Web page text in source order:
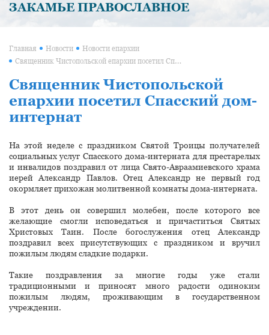
ЗАКАМЬЕ ПРАВОСЛАВНОЕ
Главная Новости Новости епархии
Священник Чистопольской епархии посетил Спасский дом-интернат
Священник Чистопольской
епархии посетил Спасский дом-
интернат
На этой неделе с праздником Святой Троицы получателей
социальных услуг Спасского дома-интерната для престарелых
и инвалидов поздравил от лица Свято-Авраамиевского храма
иерей Александр Павлов. Отец Александр не первый год
окормляет прихожан молитвенной комнаты дома-интерната.
В этот день он совершил молебен, после которого все
желающие смогли исповедаться и причаститься Святых
Христовых Таин. После богослужения отец Александр
поздравил всех присутствующих с праздником и вручил
пожилым людям сладкие подарки.
Такие поздравления за многие годы уже стали
традиционными и приносят много радости одиноким
пожилым людям, проживающим в государственном
учреждении.